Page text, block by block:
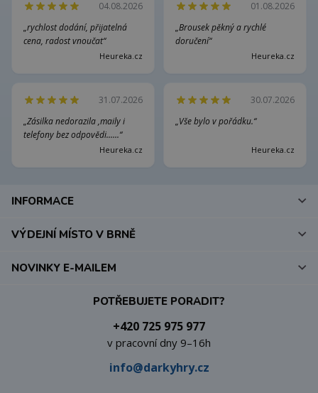
04.08.2026
„rychlost dodání, přijatelná
cena, radost vnoučat“
Heureka.cz
01.08.2026
„Brousek pěkný a rychlé
doručení“
Heureka.cz
31.07.2026
„Zásilka nedorazila ,maily i
telefony bez odpovědi......“
Heureka.cz
30.07.2026
„Vše bylo v pořádku.“
Heureka.cz
INFORMACE
VÝDEJNÍ MÍSTO V BRNĚ
POTŘEBUJETE PORADIT?
+420 725 975 977
v pracovní dny 9–16h
info@darkyhry.cz
NOVINKY E-MAILEM